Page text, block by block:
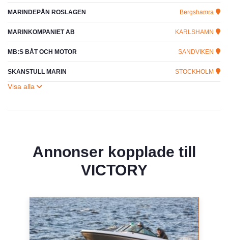
MARINDEPÅN ROSLAGEN Bergshamra
MARINKOMPANIET AB KARLSHAMN
MB:S BÅT OCH MOTOR SANDVIKEN
SKANSTULL MARIN STOCKHOLM
Annonser kopplade till
VICTORY